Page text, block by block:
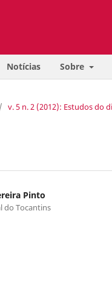
Notícias Sobre
/ v. 5 n. 2 (2012): Estudos do
Pinto
do Tocantins